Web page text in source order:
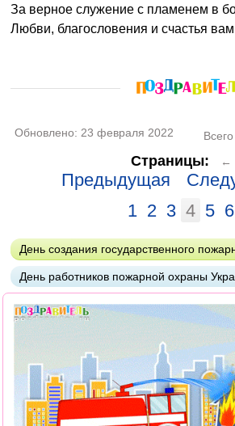
За верное служение с пламенем в
Любви, благословения и счастья вам
Обновлено: 23 февраля 2022
Страницы: ←
Предыдущая
1 2 3 4 5 6
День создания государственного
День работников пожарной охраны